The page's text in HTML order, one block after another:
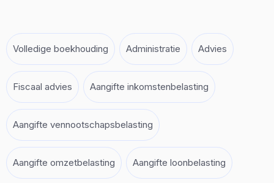
Volledige boekhouding Administratie Advies
Fiscaal advies Aangifte inkomstenbelasting
Aangifte vennootschapsbelasting
Aangifte omzetbelasting Aangifte loonbelasting